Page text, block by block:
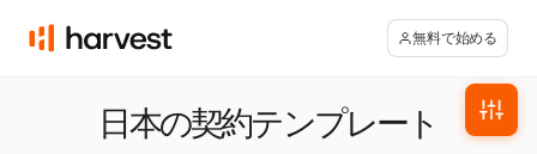
無料で始める
日本の契約テンプレート